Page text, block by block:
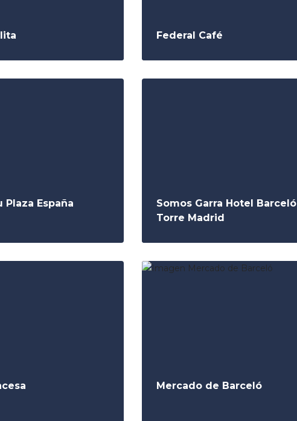
Federal Café
Plaza España
Somos Garra Hotel Barceló
Torre Madrid
Mercado de Barceló